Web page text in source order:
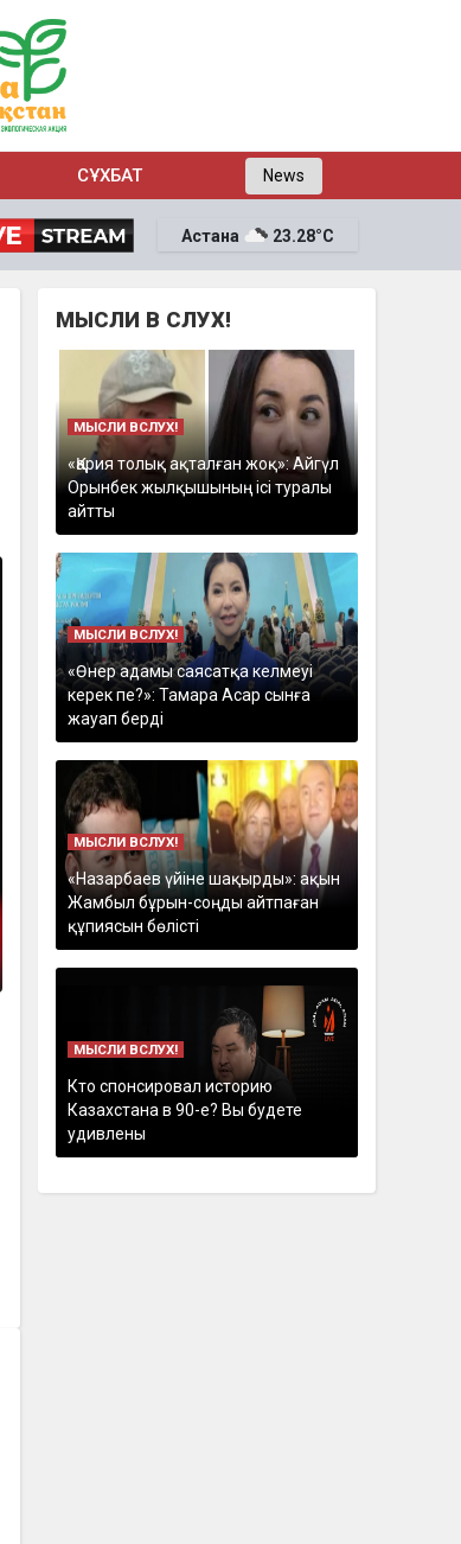
СҰХБАТ News
Астана 23.28°C
МЫСЛИ В СЛУХ!
МЫСЛИ ВСЛУХ!
«Қария толық ақталған жоқ»: Айгүл
Орынбек жылқышының ісі туралы
айтты
МЫСЛИ ВСЛУХ!
«Өнер адамы саясатқа келмеуі
керек пе?»: Тамара Асар сынға
жауап берді
МЫСЛИ ВСЛУХ!
«Назарбаев үйіне шақырды»: ақын
Жамбыл бұрын-соңды айтпаған
құпиясын бөлісті
МЫСЛИ ВСЛУХ!
Кто спонсировал историю
Казахстана в 90-е? Вы будете
удивлены